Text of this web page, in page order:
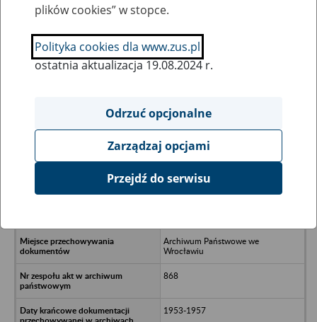
SZUKAJ
Ukryj wszystkie pozycje bazy
Rolniczy Zespół Spółdzielczy
Archiwum Państwowe we
Wrocławiu
868
1953-1957
plików cookies” w stopce.
Polityka cookies dla www.zus.pl
ostatnia aktualizacja 19.08.2024 r.
Odrzuć opcjonalne
Zarządzaj opcjami
Przejdź do serwisu